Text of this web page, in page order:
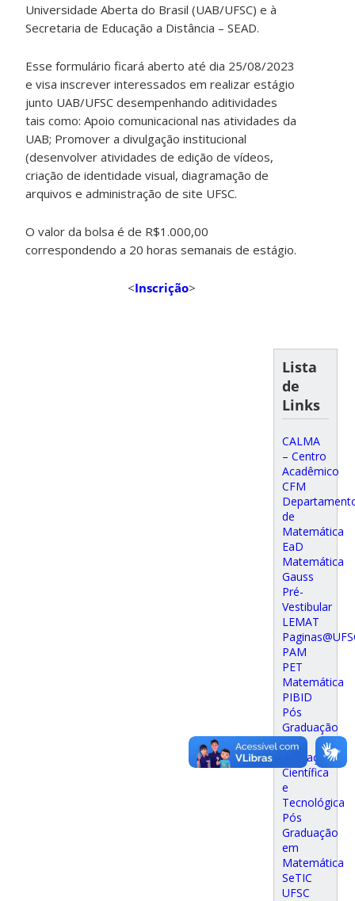
Universidade Aberta do Brasil (UAB/UFSC) e à
Secretaria de Educação a Distância – SEAD.
Esse formulário ficará aberto até dia 25/08/2023
e visa inscrever interessados em realizar estágio
junto UAB/UFSC desempenhando aditividades
tais como: Apoio comunicacional nas atividades da
UAB; Promover a divulgação institucional
(desenvolver atividades de edição de vídeos,
criação de identidade visual, diagramação de
arquivos e administração de site UFSC.
O valor da bolsa é de R$1.000,00
correspondendo a 20 horas semanais de estágio.
<Inscrição>
Lista
de
Links
CALMA
– Centro
Acadêmico
CFM
de
Matemática
EaD
Matemática
Gauss
Pré-
Vestibular
LEMAT
PAM
PET
Matemática
PIBID
Pós
Graduação
em
Educação
Científica
e
Tecnológica
Pós
Graduação
em
Matemática
SeTIC
UFSC